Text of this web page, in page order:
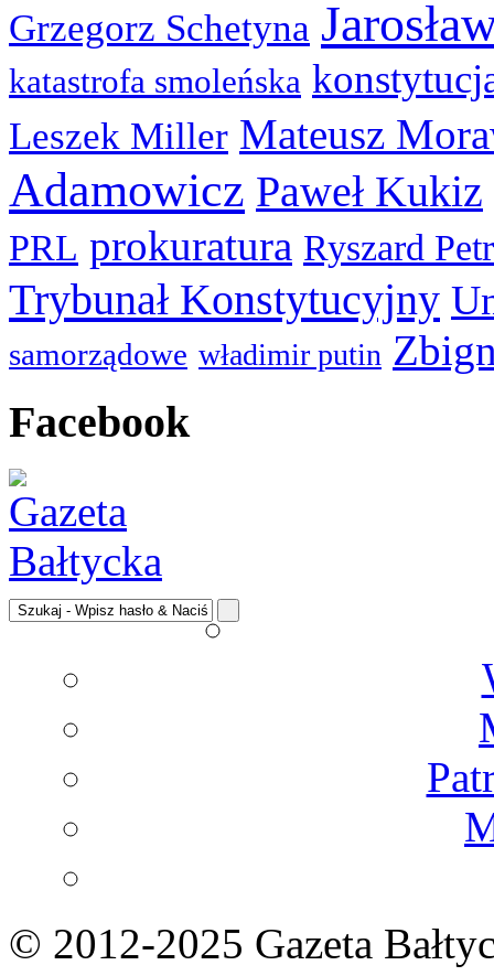
Grzegorz Schetyna
katastrofa smoleńska
Leszek Miller Mateusz
Adamowicz Paweł Kukiz
PRL prokuratura Ryszard
Trybunał Konstytucyjny
samorządowe władimir putin
Facebook
© 2012-2025 Gazeta